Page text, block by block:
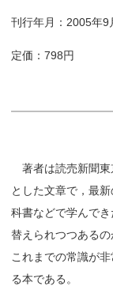
刊行年月：2005年9
定価：798円
著者は読売新聞東
とした文章で，最
科書などで学んで
替えられつつあるの
これまでの常識が
る本である。